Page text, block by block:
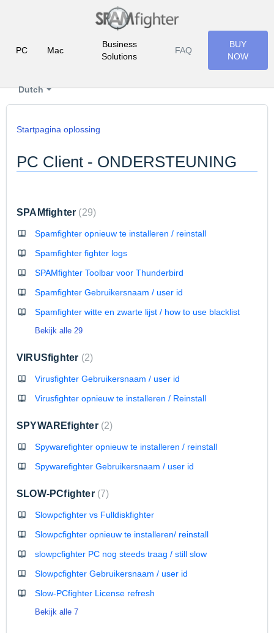
PC Mac
Business
Solutions
FAQ
BUY
NOW
Dutch
Startpagina oplossing
PC Client - ONDERSTEUNING
SPAMfighter 29
Spamfighter opnieuw te installeren / reinstall
Spamfighter fighter logs
SPAMfighter Toolbar voor Thunderbird
Spamfighter Gebruikersnaam / user id
Spamfighter witte en zwarte lijst / how to use blacklist
Bekijk alle 29
VIRUSfighter 2
Virusfighter Gebruikersnaam / user id
Virusfighter opnieuw te installeren / Reinstall
SPYWAREfighter 2
Spywarefighter opnieuw te installeren / reinstall
Spywarefighter Gebruikersnaam / user id
SLOW-PCfighter 7
Slowpcfighter vs Fulldiskfighter
Slowpcfighter opnieuw te installeren/ reinstall
slowpcfighter PC nog steeds traag / still slow
Slowpcfighter Gebruikersnaam / user id
Slow-PCfighter License refresh
Bekijk alle 7